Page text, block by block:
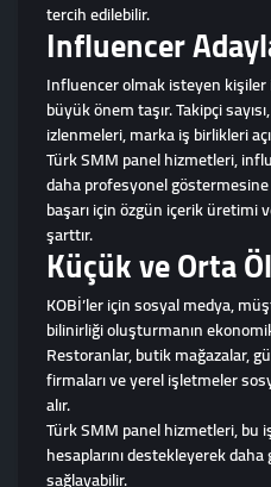
tercih edilebilir.
Influencer
Influencer olmak isteyen
büyük önem taşır. Takipçi
izlenmeleri, marka iş birlikleri
Türk SMM panel hizmetleri,
daha profesyonel göstermesine
başarı için özgün içerik üretimi
şarttır.
Küçük ve Orta
KOBİ’ler için sosyal medya,
bilinirliği oluşturmanın
Restoranlar, butik mağazalar,
firmaları ve yerel işletmeler
alır.
Türk SMM panel hizmetleri, bu
hesaplarını destekleyerek
sağlayabilir.